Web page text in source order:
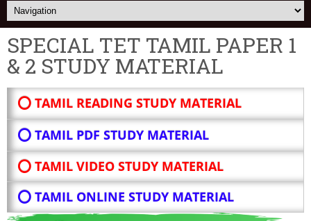
SPECIAL TET TAMIL PAPER 1
& 2 STUDY MATERIAL
⭕ TAMIL READING STUDY MATERIAL
⭕ TAMIL PDF STUDY MATERIAL
⭕ TAMIL VIDEO STUDY MATERIAL
⭕ TAMIL ONLINE STUDY MATERIAL